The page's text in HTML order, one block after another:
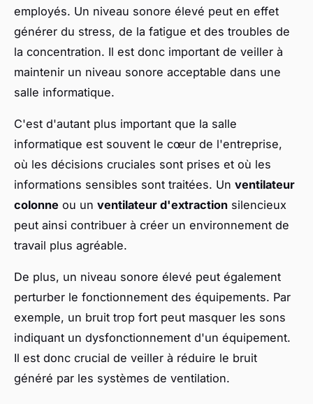
employés. Un niveau sonore élevé peut en effet
générer du stress, de la fatigue et des troubles de
la concentration. Il est donc important de veiller à
maintenir un niveau sonore acceptable dans une
salle informatique.
C'est d'autant plus important que la salle
informatique est souvent le cœur de l'entreprise,
où les décisions cruciales sont prises et où les
informations sensibles sont traitées. Un ventilateur
colonne ou un ventilateur d'extraction silencieux
peut ainsi contribuer à créer un environnement de
travail plus agréable.
De plus, un niveau sonore élevé peut également
perturber le fonctionnement des équipements. Par
exemple, un bruit trop fort peut masquer les sons
indiquant un dysfonctionnement d'un équipement.
Il est donc crucial de veiller à réduire le bruit
généré par les systèmes de ventilation.